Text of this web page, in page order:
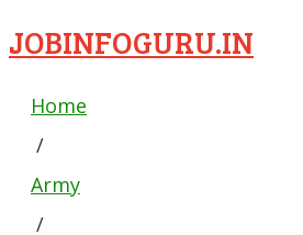
JOBINFOGURU.IN
Home
/
Army
/